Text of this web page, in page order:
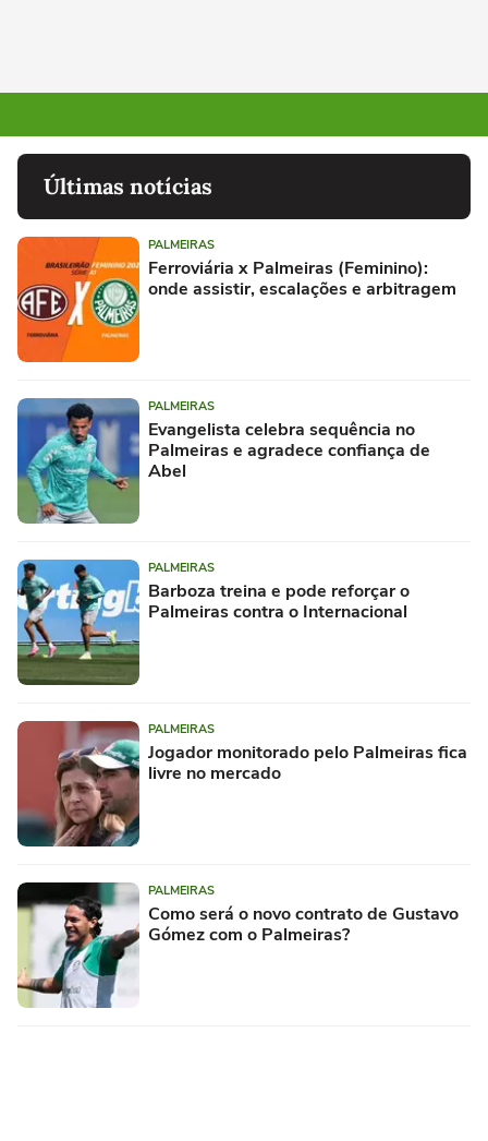
Últimas notícias
PALMEIRAS
Ferroviária x Palmeiras (Feminino):
onde assistir, escalações e arbitragem
PALMEIRAS
Evangelista celebra sequência no
Palmeiras e agradece confiança de
Abel
PALMEIRAS
Barboza treina e pode reforçar o
Palmeiras contra o Internacional
PALMEIRAS
Jogador monitorado pelo Palmeiras fica
livre no mercado
PALMEIRAS
Como será o novo contrato de Gustavo
Gómez com o Palmeiras?